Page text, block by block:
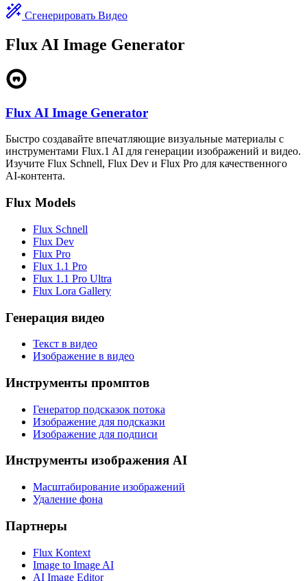
Сгенерировать Видео
Flux AI Image Generator
Flux AI Image Generator
Быстро создавайте впечатляющие визуальные материалы с
инструментами Flux.1 AI для генерации изображений и видео.
Изучите Flux Schnell, Flux Dev и Flux Pro для качественного
AI-контента.
Flux Models
Flux Schnell
Flux Dev
Flux Pro
Flux 1.1 Pro
Flux 1.1 Pro Ultra
Flux Lora Gallery
Генерация видео
Текст в видео
Изображение в видео
Инструменты промптов
Генератор подсказок потока
Изображение для подсказки
Изображение для подписи
Инструменты изображения AI
Масштабирование изображений
Удаление фона
Партнеры
Flux Kontext
Image to Image AI
AI Image Editor